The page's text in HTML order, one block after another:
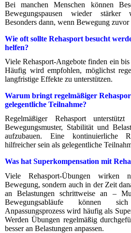
Bei manchen Menschen können
Bewegungspausen wieder stärker
Besonders dann, wenn Bewegung zuvor
Wie oft sollte Rehasport besucht
helfen?
Viele Rehasport-Angebote finden ein
Häufig wird empfohlen, möglichst
langfristige Effekte zu unterstützen.
Warum bringt regelmäßiger
gelegentliche Teilnahme?
Regelmäßiger Rehasport
Bewegungsmuster, Stabilität und
aufzubauen. Eine kontinuierliche
hilfreicher sein als gelegentliche
Was hat Superkompensation mit
Viele Rehasport-Übungen
Bewegung, sondern auch in der Zeit
an Belastungen schrittweise an –
Bewegungsabläufe können
Anpassungsprozess wird häufig als
Werden Übungen regelmäßig
besser an Belastungen anpassen.